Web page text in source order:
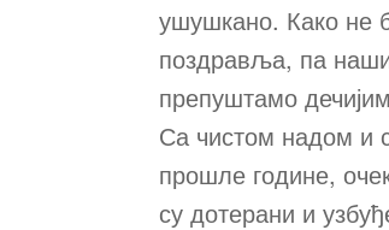
ушушкано. Како не
поздравља, па
препуштамо
Са чистом надом и
прошле године,
су дотерани и